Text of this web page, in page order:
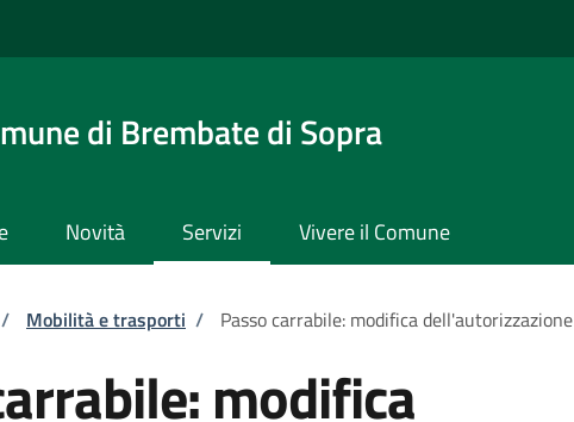
di Brembate di Sopra
Novità Servizi Vivere il Comune
pane
/ Mobilità e trasporti / Passo carrabile: modifica dell'autorizzazione
modifica